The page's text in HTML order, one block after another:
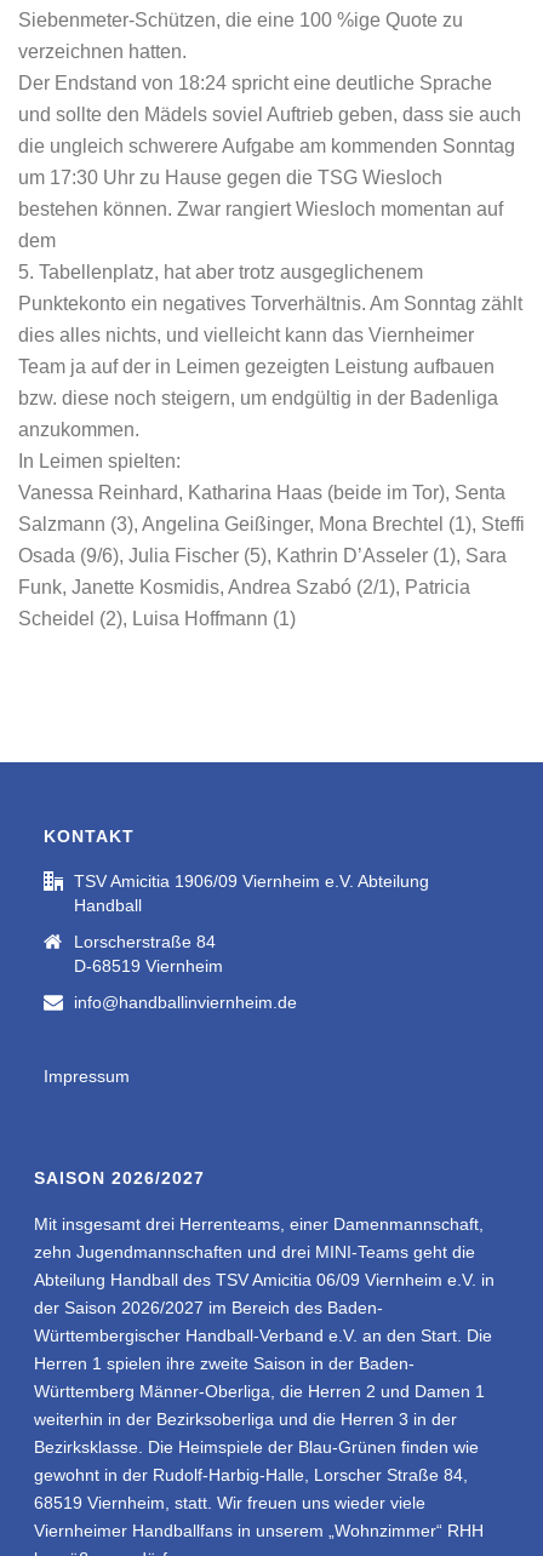
Siebenmeter-Schützen, die eine 100 %ige Quote zu
verzeichnen hatten.
Der Endstand von 18:24 spricht eine deutliche Sprache
und sollte den Mädels soviel Auftrieb geben, dass sie auch
die ungleich schwerere Aufgabe am kommenden Sonntag
um 17:30 Uhr zu Hause gegen die TSG Wiesloch
bestehen können. Zwar rangiert Wiesloch momentan auf
dem
5. Tabellenplatz, hat aber trotz ausgeglichenem
Punktekonto ein negatives Torverhältnis. Am Sonntag zählt
dies alles nichts, und vielleicht kann das Viernheimer
Team ja auf der in Leimen gezeigten Leistung aufbauen
bzw. diese noch steigern, um endgültig in der Badenliga
anzukommen.
In Leimen spielten:
Vanessa Reinhard, Katharina Haas (beide im Tor), Senta
Salzmann (3), Angelina Geißinger, Mona Brechtel (1), Steffi
Osada (9/6), Julia Fischer (5), Kathrin D’Asseler (1), Sara
Funk, Janette Kosmidis, Andrea Szabó (2/1), Patricia
Scheidel (2), Luisa Hoffmann (1)
KONTAKT
TSV Amicitia 1906/09 Viernheim e.V. Abteilung
Handball
Lorscherstraße 84
D-68519 Viernheim
info@handballinviernheim.de
Impressum
SAISON 2026/2027
Mit insgesamt drei Herrenteams, einer Damenmannschaft,
zehn Jugendmannschaften und drei MINI-Teams geht die
Abteilung Handball des TSV Amicitia 06/09 Viernheim e.V. in
der Saison 2026/2027 im Bereich des Baden-
Württembergischer Handball-Verband e.V. an den Start. Die
Herren 1 spielen ihre zweite Saison in der Baden-
Württemberg Männer-Oberliga, die Herren 2 und Damen 1
weiterhin in der Bezirksoberliga und die Herren 3 in der
Bezirksklasse. Die Heimspiele der Blau-Grünen finden wie
gewohnt in der Rudolf-Harbig-Halle, Lorscher Straße 84,
68519 Viernheim, statt. Wir freuen uns wieder viele
Viernheimer Handballfans in unserem „Wohnzimmer“ RHH